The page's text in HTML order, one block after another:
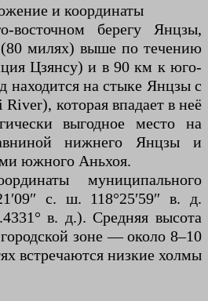
и координаты
берегу Янцзы,
милях) выше по течению
Цзянсу) и в 90 км к юго-
находится на стыке Янцзы с
которая впадает в неё
выгодное место на
нижнего Янцзы и
южного Аньхоя.
муниципального
с. ш. 118°25′59″ в. д.
в. д.). Средняя высота
зоне — около 8–10
встречаются низкие холмы